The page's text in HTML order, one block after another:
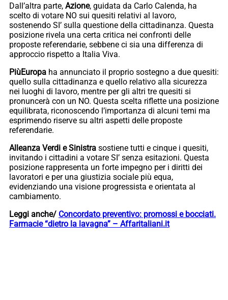
Dall’altra parte, Azione, guidata da Carlo Calenda, ha
scelto di votare NO sui quesiti relativi al lavoro,
sostenendo SI’ sulla questione della cittadinanza. Questa
posizione rivela una certa critica nei confronti delle
proposte referendarie, sebbene ci sia una differenza di
approccio rispetto a Italia Viva.
PiùEuropa ha annunciato il proprio sostegno a due quesiti:
quello sulla cittadinanza e quello relativo alla sicurezza
nei luoghi di lavoro, mentre per gli altri tre quesiti si
pronuncerà con un NO. Questa scelta riflette una posizione
equilibrata, riconoscendo l’importanza di alcuni temi ma
esprimendo riserve su altri aspetti delle proposte
referendarie.
Alleanza Verdi e Sinistra sostiene tutti e cinque i quesiti,
invitando i cittadini a votare SI’ senza esitazioni. Questa
posizione rappresenta un forte impegno per i diritti dei
lavoratori e per una giustizia sociale più equa,
evidenziando una visione progressista e orientata al
cambiamento.
Leggi anche/ Concordato preventivo: promossi e bocciati.
Farmacie “dietro la lavagna” – Affaritaliani.it